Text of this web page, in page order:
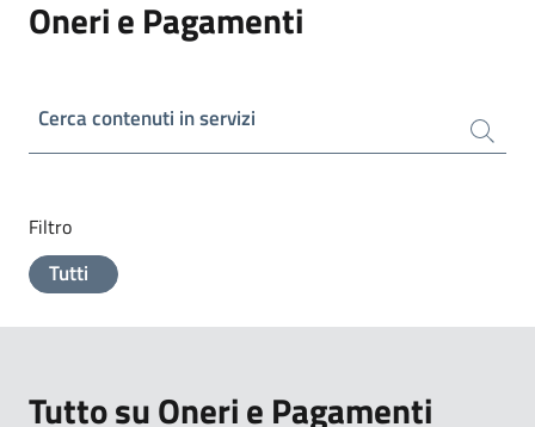
Oneri e Pagamenti
Cerca contenuti in servizi
Filtro
Tutti
Tutto su Oneri e Pagamenti